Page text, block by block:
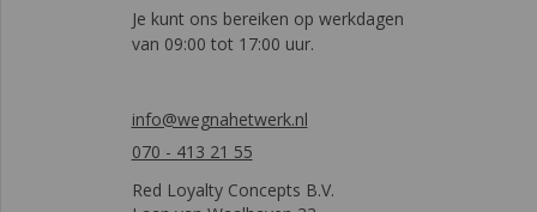
Je kunt ons bereiken op werkdagen
van 09:00 tot 17:00 uur.
info@wegnahetwerk.nl
070 - 413 21 55
Red Loyalty Concepts B.V.